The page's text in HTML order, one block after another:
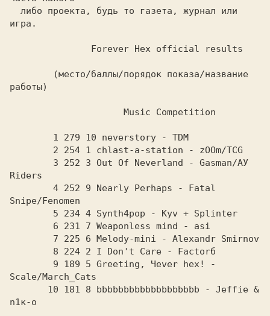
игра.
работы)
                     Music Competition
Riders
Snipe/Fenomen
        5 234 4 Synth4pop - Kyv + Splinter
        7 225 6 Melody-mini - Alexandr Smirnov
        8 224 2 I Don't Care - Factorб
Scale/March_Cats
n1к-o